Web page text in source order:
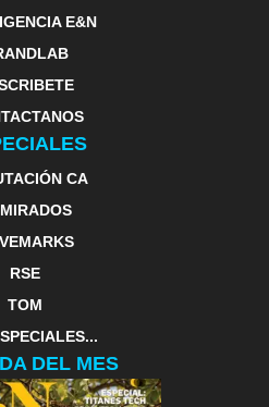
E&N
CA
RSE
TOM
DEL MES